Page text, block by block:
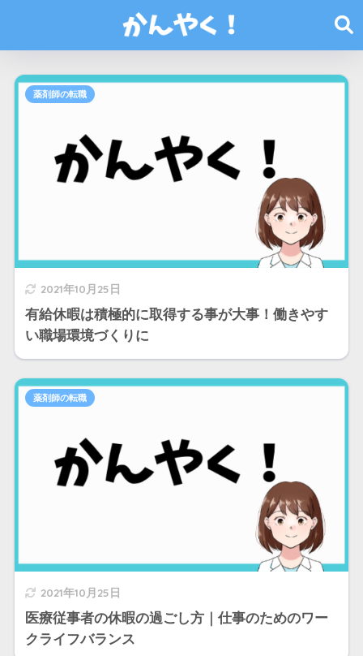
2021年10月25日
有給休暇は積極的に取得する事が大事！働きやす
い職場環境づくりに
薬剤師の転職
2021年10月25日
医療従事者の休暇の過ごし方｜仕事のためのワー
クライフバランス
薬剤師の転職